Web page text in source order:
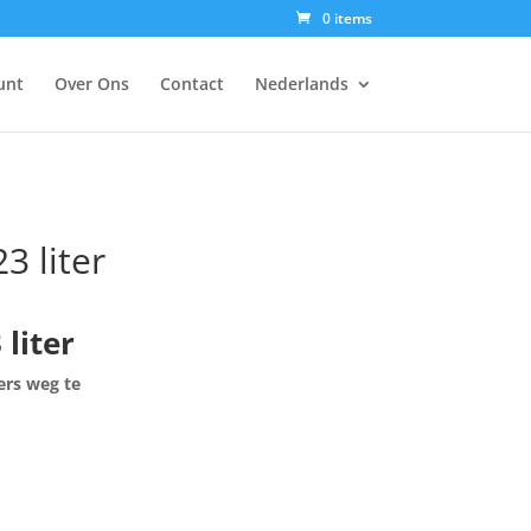
0 items
Over Ons Contact Nederlands
liter
liter
weg te